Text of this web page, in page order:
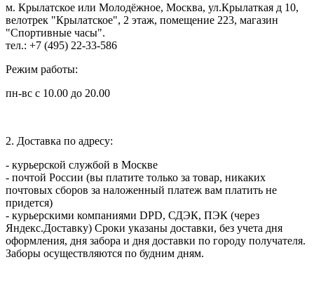
м. Крылатское или Молодёжное, Москва, ул.Крылаткая д 10,
велотрек "Крылатское", 2 этаж, помещение 223, магазин
"Спортивные часы".
тел.: +7 (495) 22-33-586
Режим работы:
пн-вс с 10.00 до 20.00
2. Доставка по адресу:
- курьерской службой в Москве
- почтой России (вы платите только за товар, никаких
почтовых сборов за наложенный платеж вам платить не
придется)
- курьерскими компаниями DPD, СДЭК, ПЭК (через
Яндекс.Доставку) Сроки указаны доставки, без учета дня
оформления, дня забора и дня доставки по городу получателя.
Заборы осуществляются по будним дням.